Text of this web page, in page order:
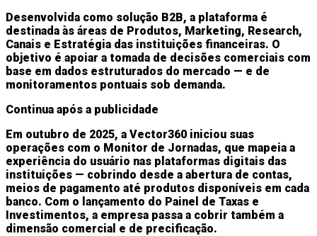
Desenvolvida como solução B2B, a plataforma é
destinada às áreas de Produtos, Marketing, Research,
Canais e Estratégia das instituições financeiras. O
objetivo é apoiar a tomada de decisões comerciais com
base em dados estruturados do mercado — e de
monitoramentos pontuais sob demanda.
Continua após a publicidade
Em outubro de 2025, a Vector360 iniciou suas
operações com o Monitor de Jornadas, que mapeia a
experiência do usuário nas plataformas digitais das
instituições — cobrindo desde a abertura de contas,
meios de pagamento até produtos disponíveis em cada
banco. Com o lançamento do Painel de Taxas e
Investimentos, a empresa passa a cobrir também a
dimensão comercial e de precificação.